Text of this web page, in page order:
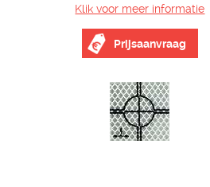
Klik voor meer informatie
Prijsaanvraag